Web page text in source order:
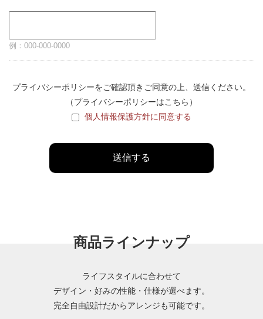
例：000-000-0000
プライバシーポリシーをご確認頂きご同意の上、送信ください。
（プライバシーポリシーはこちら ）
個人情報保護方針に同意する
商品ラインナップ
ライフスタイルに合わせて
デザイン・好みの性能・仕様が選べます。
完全自由設計だからアレンジも可能です。